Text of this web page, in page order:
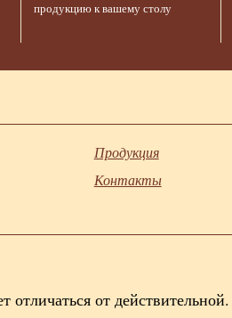
продукцию к вашему столу
Продукция
Контакты
от